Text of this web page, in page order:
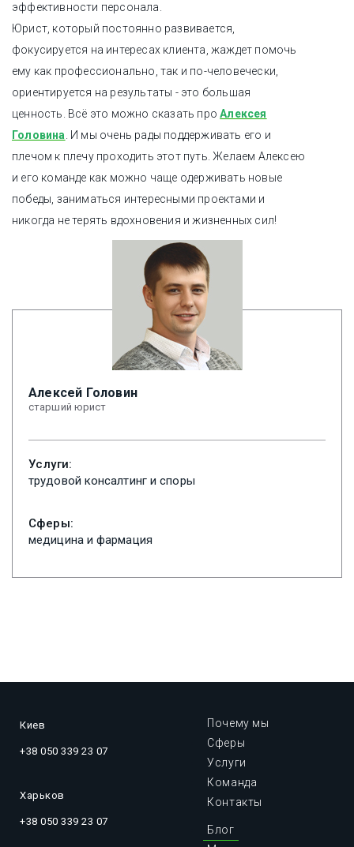
эффективности персонала.
Юрист, который постоянно развивается,
фокусируется на интересах клиента, жаждет помочь
ему как профессионально, так и по-человечески,
ориентируется на результаты - это большая
ценность. Всё это можно сказать проАлексея
Головина
. И мы очень рады поддерживать его и
плечом к плечу проходить этот путь. Желаем Алексею
и его команде как можно чаще одерживать новые
победы, заниматься интересными проектами и
никогда не терять вдохновения и жизненных сил!
Алексей Головин
старший юрист
Услуги:
трудовой консалтинг и споры
Сферы:
медицина и фармация
Киев
+38 050 339 23 07
Харьков
+38 050 339 23 07
Почему мы
Сферы
Услуги
Команда
Контакты
Блог